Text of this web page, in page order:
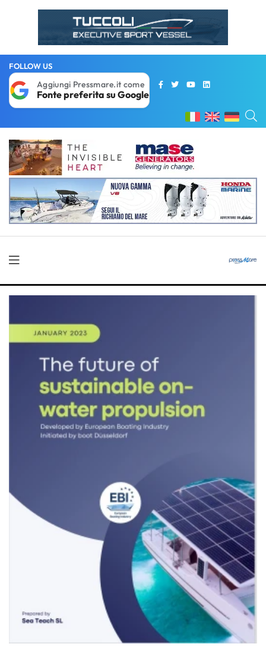
FOLLOW US
Aggiungi Pressmare.it come
Fonte preferita su Google